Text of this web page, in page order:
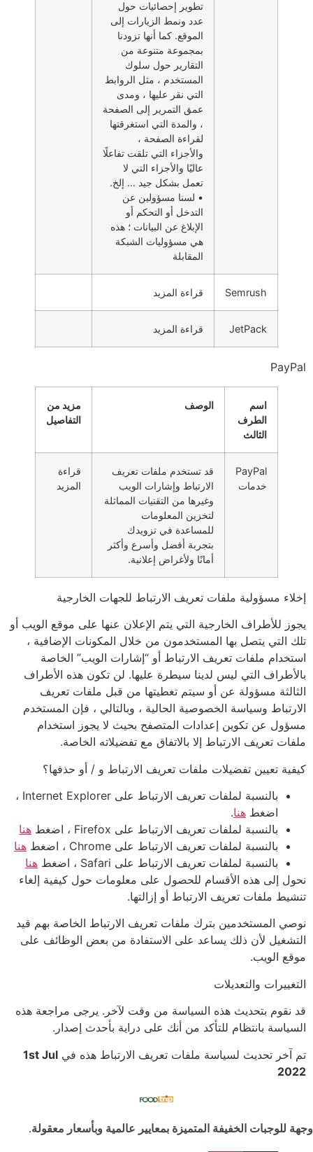
تطوير إحصائيات حول
عدد ونمط الزيارات إلى
الموقع. كما أنها تزودنا
بمجموعة متنوعة من
التقارير حول سلوك
المستخدم ، مثل الروابط
التي نقر عليها ، ومدى
عمق التمرير إلى الصفحة
، والمدة التي استغرقتها
لقراءة الصفحة ،
والأجزاء التي تلقت تفاعلًا
عاليًا والأجزاء التي لا
تعمل بشكل جيد … إلخ.
• لسنا مسؤولين عن
التدخل أو التحكم أو
الإبلاغ عن البيانات ؛ هذه
هي مسؤوليات الشبكة
المقابلة
Semrush قراءة المزيد
JetPack قراءة المزيد
PayPal
اسم
الطرف
الثالث
الوصف
مزيد من
التفاصيل
PayPal
خدمات
قد تستخدم ملفات تعريف
الارتباط وإشارات الويب
وغيرها من التقنيات المماثلة
لتخزين المعلومات
للمساعدة في تزويدك
بتجربة أفضل وأسرع وأكثر
أمانًا ولأغراض إعلانية.
قراءة
المزيد
إخلاء مسؤولية ملفات تعريف الارتباط للجهات الخارجية
يجوز للأطراف الخارجية التي يتم الإعلان عنها على موقع الويب أو
تلك التي يتصل بها المستخدمون من خلال المكونات الإضافية ،
استخدام ملفات تعريف الارتباط أو “إشارات الويب” الخاصة
بالأطراف التي ليس لدينا سيطرة عليها. لن تكون هذه الأطراف
الثالثة مسؤولة عن أو سيتم تغطيتها من قبل ملفات تعريف
الارتباط وسياسة الخصوصية الحالية ، وبالتالي ، فإن المستخدم
مسؤول عن تكوين إعدادات المتصفح بحيث لا يجوز استخدام
ملفات تعريف الارتباط إلا بالاتفاق مع تفضيلاته الخاصة.
كيفية تعيين تفضيلات ملفات تعريف الارتباط و / أو حذفها؟
بالنسبة لملفات تعريف الارتباط على Internet Explorer ،
اضغط هنا.
بالنسبة لملفات تعريف الارتباط على Firefox ، اضغط
هنا
بالنسبة لملفات تعريف الارتباط على Chrome ، اضغط
هنا
بالنسبة لملفات تعريف الارتباط على Safari ، اضغط
هنا
نحول إلى هذه الأقسام للحصول على معلومات حول كيفية إلغاء
تنشيط ملفات تعريف الارتباط أو إزالتها.
نوصي المستخدمين بترك ملفات تعريف الارتباط الخاصة بهم قيد
التشغيل لأن ذلك يساعد على الاستفادة من بعض الوظائف على
موقع الويب.
التغييرات والتعديلات
قد نقوم بتحديث هذه السياسة من وقت لآخر. يرجى مراجعة هذه
السياسة بانتظام للتأكد من أنك على دراية بأحدث إصدار.
تم آخر تحديث لسياسة ملفات تعريف الارتباط هذه في 1st Jul
2022
وجهة للوجبات الخفيفة المتميزة بمعايير عالمية وبأسعار معقولة.